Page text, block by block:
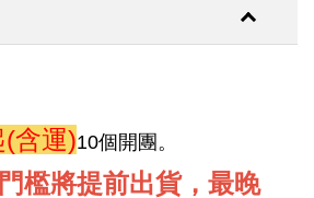
(含運)10個開團。
檻將提前出貨，最晚